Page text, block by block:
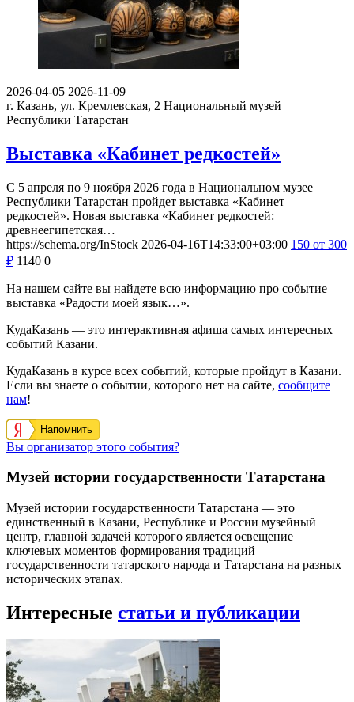
2026-04-05 2026-11-09
г. Казань, ул. Кремлевская, 2 Национальный музей
Республики Татарстан
Выставка «Кабинет редкостей»
С 5 апреля по 9 ноября 2026 года в Национальном музее
Республики Татарстан пройдет выставка «Кабинет
редкостей». Новая выставка «Кабинет редкостей:
древнеегипетская…
https://schema.org/InStock 2026-04-16T14:33:00+03:00 150 от 300
₽ 1140 0
На нашем сайте вы найдете всю информацию про событие
выставка «Радости моей язык…».
КудаКазань — это интерактивная афиша самых интересных
событий Казани.
КудаКазань в курсе всех событий, которые пройдут в Казани.
Если вы знаете о событии, которого нет на сайте, сообщите
нам!
Напомнить
Вы организатор этого события?
Музей истории государственности Татарстана
Музей истории государственности Татарстана — это
единственный в Казани, Республике и России музейный
центр, главной задачей которого является освещение
ключевых моментов формирования традиций
государственности татарского народа и Татарстана на разных
исторических этапах.
Интересные статьи и публикации